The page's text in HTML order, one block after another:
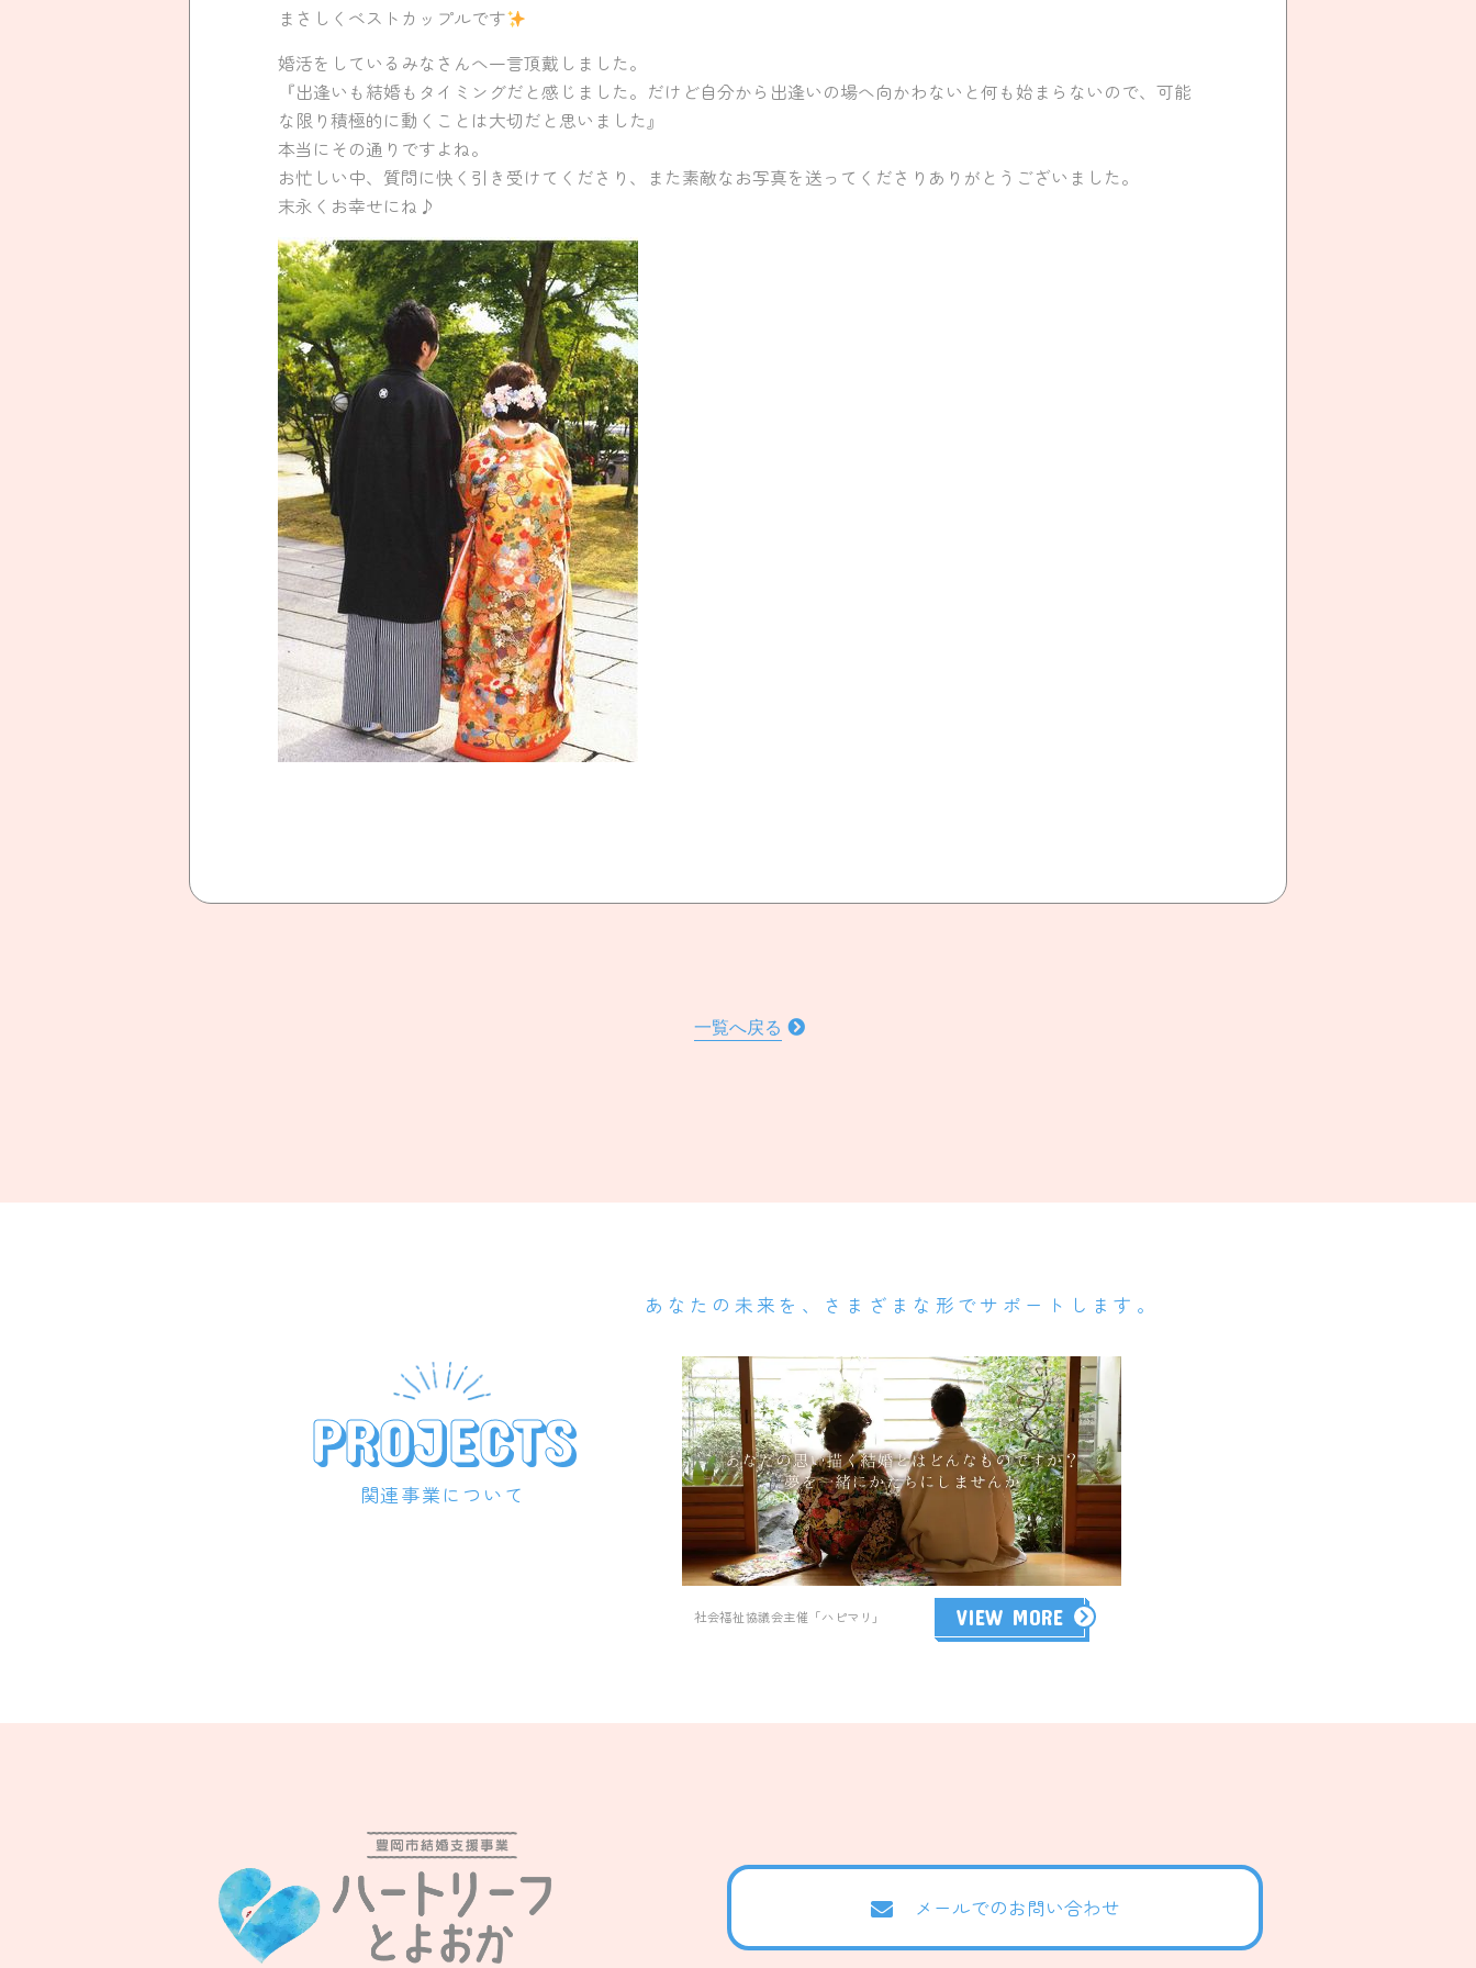
About
まさしくベストカップルです
婚活をしているみなさんへ一言頂戴しました。
『出逢いも結婚もタイミングだと感じました。だけど自分から出逢いの場へ向かわないと何も始まらないので、可能
な限り積極的に動くことは大切だと思いました』
本当にその通りですよね。
お忙しい中、質問に快く引き受けてくださり、また素敵なお写真を送ってくださりありがとうございました。
末永くお幸せにね♪
一覧へ戻る
PROJECTS
関連事業について
あなたの未来を、さまざまな形でサポートします。
社会福祉協議会主催「ハピマリ」 VIEW MORE
メールでのお問い合わせ